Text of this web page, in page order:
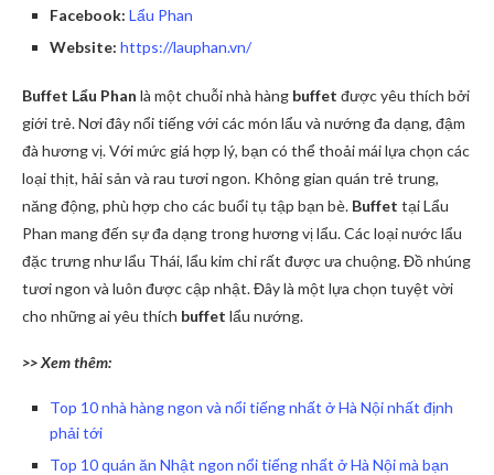
Facebook: Lẩu Phan
Website: https://lauphan.vn/
Buffet Lẩu Phan là một chuỗi nhà hàng buffet được yêu thích bởi
giới trẻ. Nơi đây nổi tiếng với các món lẩu và nướng đa dạng, đậm
đà hương vị. Với mức giá hợp lý, bạn có thể thoải mái lựa chọn các
loại thịt, hải sản và rau tươi ngon. Không gian quán trẻ trung,
năng động, phù hợp cho các buổi tụ tập bạn bè. Buffet tại Lẩu
Phan mang đến sự đa dạng trong hương vị lẩu. Các loại nước lẩu
đặc trưng như lẩu Thái, lẩu kim chi rất được ưa chuộng. Đồ nhúng
tươi ngon và luôn được cập nhật. Đây là một lựa chọn tuyệt vời
cho những ai yêu thích buffet lẩu nướng.
>> Xem thêm:
Top 10 nhà hàng ngon và nổi tiếng nhất ở Hà Nội nhất định
phải tới
Top 10 quán ăn Nhật ngon nổi tiếng nhất ở Hà Nội mà bạn